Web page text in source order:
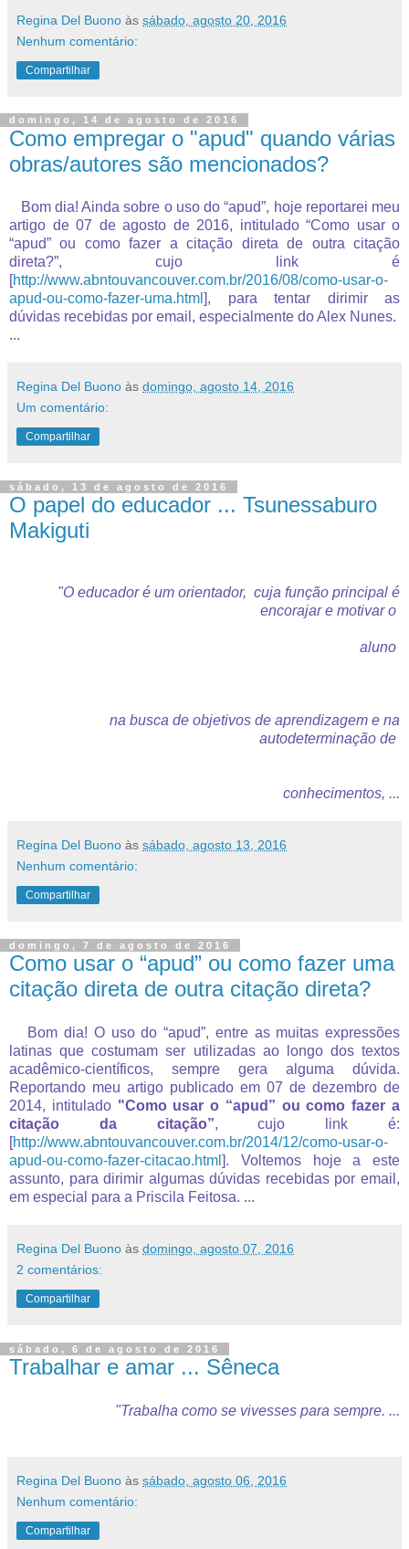
Regina Del Buono às sábado, agosto 20, 2016
Nenhum comentário:
Compartilhar
domingo, 14 de agosto de 2016
Como empregar o "apud" quando várias
obras/autores são mencionados?
Bom dia! Ainda sobre o uso do “apud”, hoje reportarei meu
artigo de 07 de agosto de 2016, intitulado “Como usar o
“apud” ou como fazer a citação direta de outra citação
direta?”, cujo link é
[http://www.abntouvancouver.com.br/2016/08/como-usar-o-
apud-ou-como-fazer-uma.html ], para tentar dirimir as
dúvidas recebidas por email, especialmente do Alex Nunes.
...
Regina Del Buono às domingo, agosto 14, 2016
Um comentário:
Compartilhar
sábado, 13 de agosto de 2016
O papel do educador ... Tsunessaburo
Makiguti
"O educador é um orientador, cuja função principal é
encorajar e motivar o
aluno
na busca de objetivos de aprendizagem e na
autodeterminação de
conhecimentos, ...
Regina Del Buono às sábado, agosto 13, 2016
Nenhum comentário:
Compartilhar
domingo, 7 de agosto de 2016
Como usar o “apud” ou como fazer uma
citação direta de outra citação direta?
Bom dia! O uso do “apud”, entre as muitas expressões
latinas que costumam ser utilizadas ao longo dos textos
acadêmico-científicos, sempre gera alguma dúvida.
Reportando meu artigo publicado em 07 de dezembro de
2014, intitulado "Como usar o “apud” ou como fazer a
citação da citação”, cujo link é:
[http://www.abntouvancouver.com.br/2014/12/como-usar-o-
apud-ou-como-fazer-citacao.html ]. Voltemos hoje a este
assunto, para dirimir algumas dúvidas recebidas por email,
em especial para a Priscila Feitosa. ...
Regina Del Buono às domingo, agosto 07, 2016
2 comentários:
Compartilhar
sábado, 6 de agosto de 2016
Trabalhar e amar ... Sêneca
"Trabalha como se vivesses para sempre. ...
Regina Del Buono às sábado, agosto 06, 2016
Nenhum comentário:
Compartilhar